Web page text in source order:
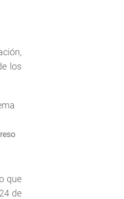
los
que
de